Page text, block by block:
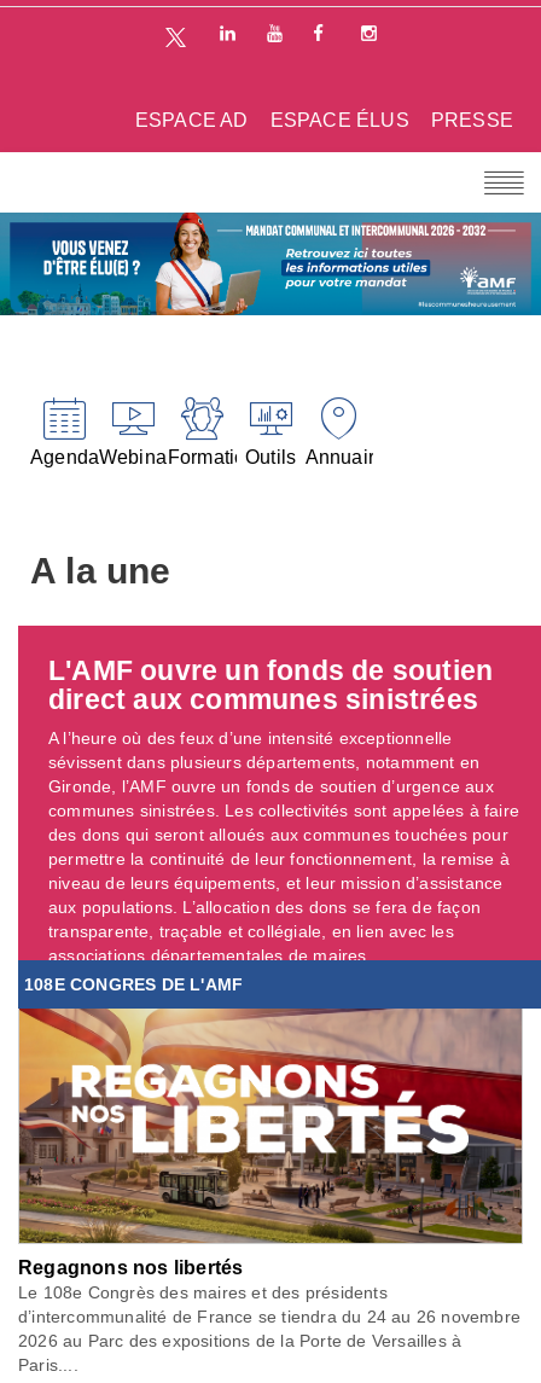
PRESSE
ESPACE ÉLUS
ESPACE AD
AgendaWebinairesFormationsOutils Annuaires
A la une
L'AMF ouvre un fonds de soutien
direct aux communes sinistrées
A l’heure où des feux d’une intensité exceptionnelle
sévissent dans plusieurs départements, notamment en
Gironde, l’AMF ouvre un fonds de soutien d’urgence aux
communes sinistrées. Les collectivités sont appelées à faire
des dons qui seront alloués aux communes touchées pour
permettre la continuité de leur fonctionnement, la remise à
niveau de leurs équipements, et leur mission d’assistance
aux populations. L’allocation des dons se fera de façon
transparente, traçable et collégiale, en lien avec les
associations départementales de maires. ...
108E CONGRES DE L'AMF
Regagnons nos libertés
Le 108e Congrès des maires et des présidents
d’intercommunalité de France se tiendra du 24 au 26 novembre
2026 au Parc des expositions de la Porte de Versailles à
Paris....